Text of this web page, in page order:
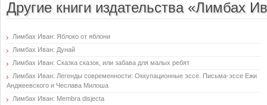
Другие книги издательства «Лимбах
Лимбах Иван: Яблоко от яблони
Лимбах Иван: Дунай
Лимбах Иван: Сказка сказок, или забава для малых ребят
Лимбах Иван: Легенды современности: Оккупационные эссе. Письма-эссе Ежи
Анджеевского и Чеслава Милоша
Лимбах Иван: Membra disjecta